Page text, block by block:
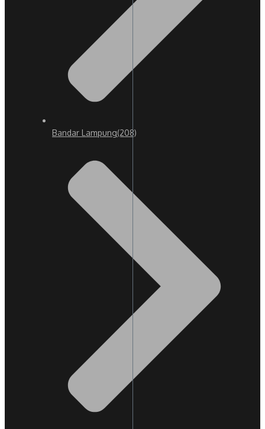
Bandar Lampung(208)